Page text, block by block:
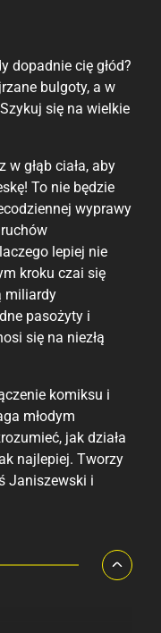
dopadnie cię głód?
bulgoty, a w
się na wielkie
głąb ciała, aby
To nie będzie
wyprawy
lepiej nie
kroku czai się
miliardy
pasożyty i
się na niezłą
komiksu i
młodym
jak działa
najlepiej. Tworzy
Janiszewski i